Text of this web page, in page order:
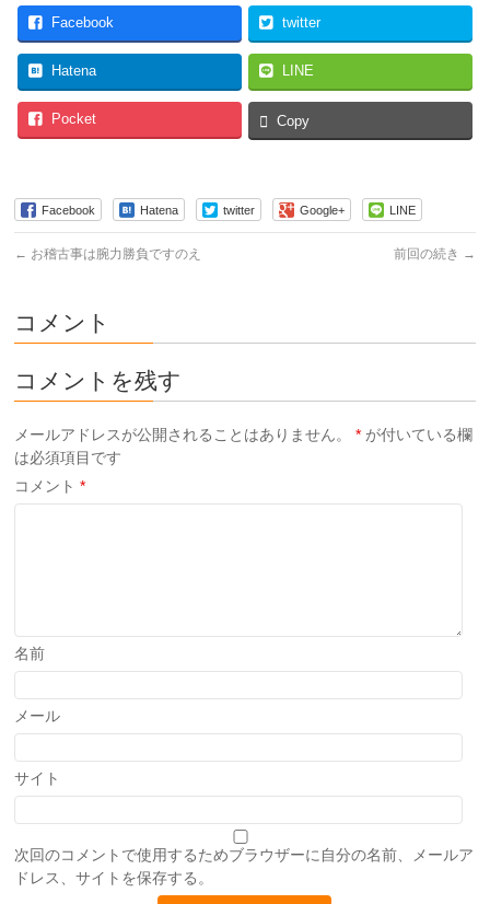
Facebook twitter
Hatena LINE
Pocket Copy
Facebook Hatena twitter Google+ LINE
← お稽古事は腕力勝負ですのえ 前回の続き →
コメント
コメントを残す
メールアドレスが公開されることはありません。 * が付いている欄
は必須項目です
コメント*
名前
メール
サイト
次回のコメントで使用するためブラウザーに自分の名前、メールア
ドレス、サイトを保存する。